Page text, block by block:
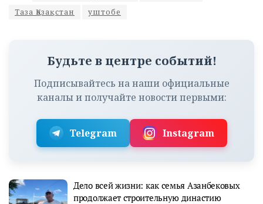
Таза Қазақстан
уштобе
Будьте в центре событий!
Подписывайтесь на наши официальные
каналы и получайте новости первыми:
Telegram Instagram
Дело всей жизни: как семья Азанбековых
продолжает строительную династию